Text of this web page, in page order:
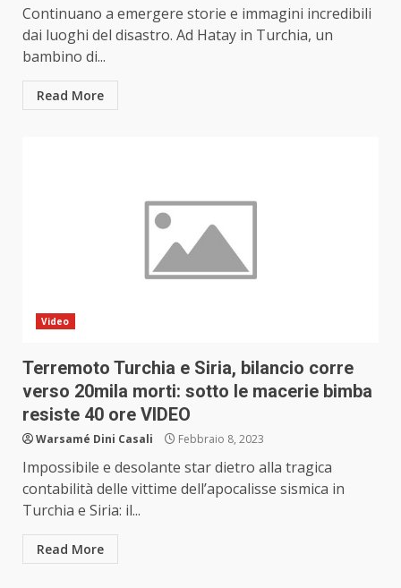
Continuano a emergere storie e immagini incredibili
dai luoghi del disastro. Ad Hatay in Turchia, un
bambino di...
Read More
Video
Terremoto Turchia e Siria, bilancio corre
verso 20mila morti: sotto le macerie bimba
resiste 40 ore VIDEO
Warsamé Dini Casali Febbraio 8, 2023
Impossibile e desolante star dietro alla tragica
contabilità delle vittime dell’apocalisse sismica in
Turchia e Siria: il...
Read More